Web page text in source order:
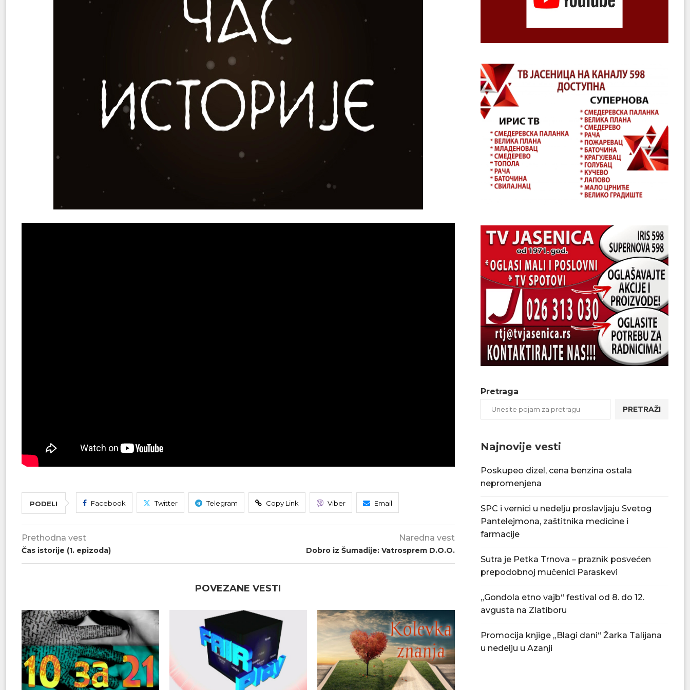
PODELI Facebook Twitter Telegram Copy Link Viber Email
Prethodna vest
Čas istorije (1. epizoda)
Naredna vest
Dobro iz Šumadije: Vatrosprem D.O.O.
POVEZANE VESTI
Pretraga
PRETRAŽI
Najnovije vesti
Poskupeo dizel, cena benzina ostala
nepromenjena
SPC i vernici u nedelju proslavljaju Svetog
Pantelejmona, zaštitnika medicine i
farmacije
Sutra je Petka Trnova – praznik posvećen
prepodobnoj mučenici Paraskevi
„Gondola etno vajb“ festival od 8. do 12.
avgusta na Zlatiboru
Promocija knjige „Blagi dani“ Žarka Talijana
u nedelju u Azanji